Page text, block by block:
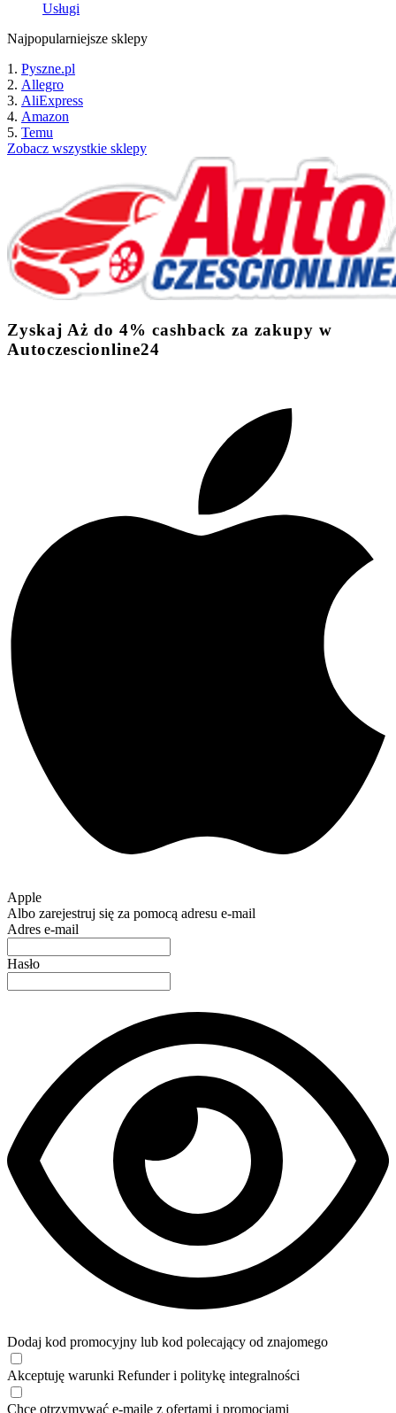
Usługi
Najpopularniejsze sklepy
Pyszne.pl
Allegro
AliExpress
Amazon
Temu
Zobacz wszystkie sklepy
Zyskaj Aż do 4% cashback za zakupy w
Autoczescionline24
Apple
Albo zarejestruj się za pomocą adresu e-mail
Adres e-mail
Hasło
Dodaj kod promocyjny lub kod polecający od znajomego
Akceptuję warunki Refunder i politykę integralności
Chcę otrzymywać e-maile z ofertami i promocjami